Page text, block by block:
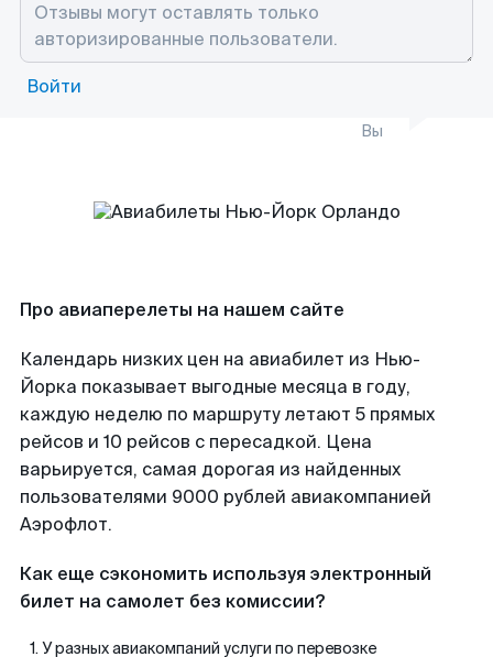
Войти
Вы
Про авиаперелеты на нашем сайте
Календарь низких цен на авиабилет из Нью-
Йорка показывает выгодные месяца в году,
каждую неделю по маршруту летают 5 прямых
рейсов и 10 рейсов с пересадкой. Цена
варьируется, самая дорогая из найденных
пользователями 9000 рублей авиакомпанией
Аэрофлот.
Как еще сэкономить используя электронный
билет на самолет без комиссии?
У разных авиакомпаний услуги по перевозке